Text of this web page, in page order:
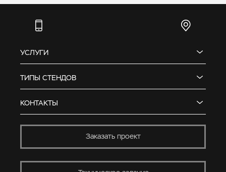
УСЛУГИ
ТИПЫ СТЕНДОВ
КОНТАКТЫ
Заказать проект